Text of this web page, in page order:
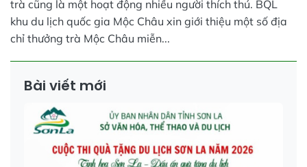
trà cũng là một hoạt động nhiều người thích thú. BQL
khu du lịch quốc gia Mộc Châu xin giới thiệu một số địa
chỉ thưởng trà Mộc Châu miễn...
Bài viết mới